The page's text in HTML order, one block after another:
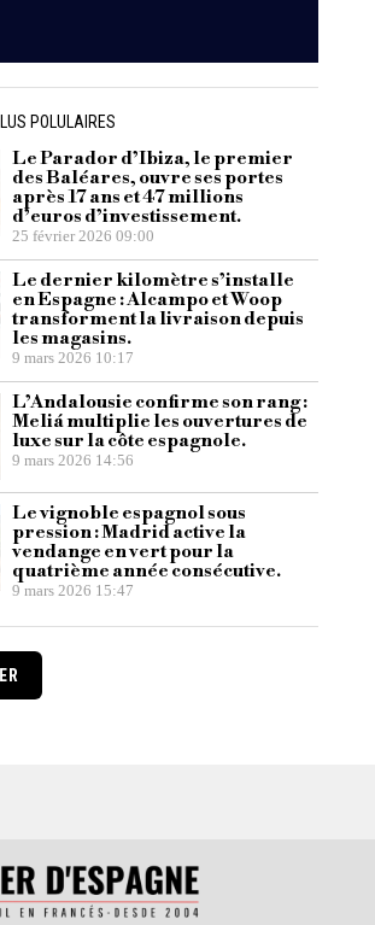
POLULAIRES
Le Parador d’Ibiza, le premier
des Baléares, ouvre ses portes
après 17 ans et 47 millions
d’euros d’investissement.
25 février 2026 09:00
Le dernier kilomètre s’installe
en Espagne : Alcampo et Woop
transforment la livraison depuis
les magasins.
9 mars 2026 10:17
L’Andalousie confirme son rang :
Meliá multiplie les ouvertures de
luxe sur la côte espagnole.
9 mars 2026 14:56
Le vignoble espagnol sous
pression : Madrid active la
vendange en vert pour la
quatrième année consécutive.
9 mars 2026 15:47